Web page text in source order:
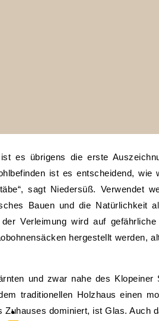
es übrigens die erste
ist es entscheidend,
sagt Niedersüß. Verwendet
Bauen und die Natürlichkeit
Verleimung wird auf
hergestellt werden,
und zwar nahe des Klopeiner
traditionellen Holzhaus einen
dominiert, ist Glas. Auch